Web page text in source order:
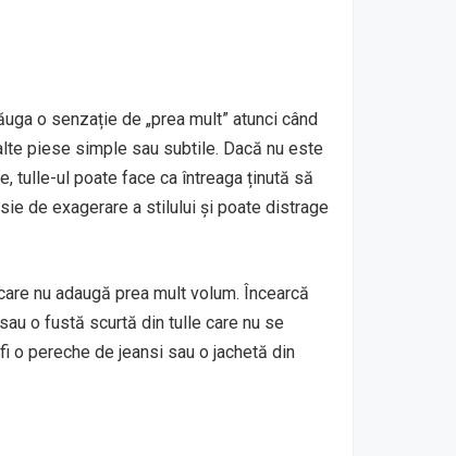
o senzație de „prea mult” atunci când
piese simple sau subtile. Dacă nu este
tulle-ul poate face ca întreaga ținută să
de exagerare a stilului și poate distrage
nu adaugă prea mult volum. Încearcă
o fustă scurtă din tulle care nu se
o pereche de jeansi sau o jachetă din